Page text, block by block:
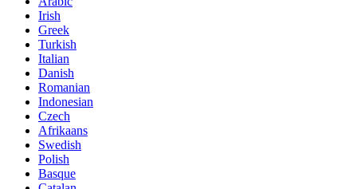
Irish
Greek
Turkish
Italian
Danish
Romanian
Indonesian
Czech
Afrikaans
Swedish
Polish
Basque